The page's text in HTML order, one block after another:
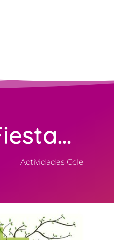
Actividades Cole